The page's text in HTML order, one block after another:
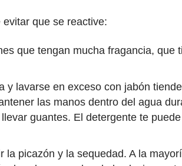
que se reactive:
que tengan mucha fragancia, que
y lavarse en exceso con jabón
las manos dentro del agua
guantes. El detergente te
picazón y la sequedad. A la